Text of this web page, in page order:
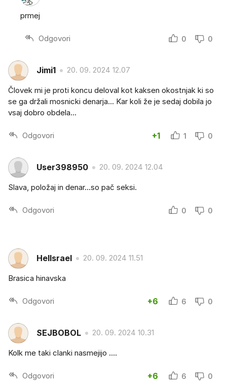
prmej
Odgovori 0 0
Jimi1 20. 09. 2024 12.07
Človek mi je proti koncu deloval kot kaksen okostnjak ki so
se ga držali mosnicki denarja... Kar koli že je sedaj dobila jo
vsaj dobro obdela...
Odgovori +1 1 0
User398950 20. 09. 2024 12.04
Slava, položaj in denar...so pač seksi.
Odgovori 0 0
Hellsrael 20. 09. 2024 11.51
Brasica hinavska
Odgovori +6 6 0
SEJBOBOL 20. 09. 2024 10.31
Kolk me taki clanki nasmejijo ....
Odgovori +6 6 0